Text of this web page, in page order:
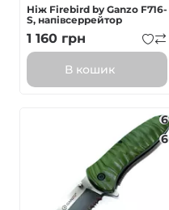
Ніж Firebird by Ganzo F716-
S, напівсеррейтор
1 160 грн
В кошик
6
6